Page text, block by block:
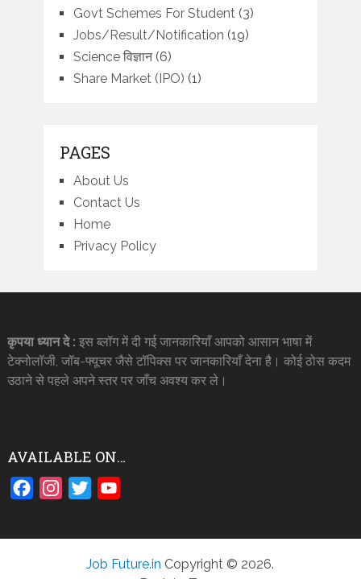
Govt Schemes For Student (3)
Jobs/Result/Notification (19)
Science विज्ञान(6)
Share Market (IPO) (1)
PAGES
About Us
Contact Us
Home
Privacy Policy
कृपया ध्यान दे : इस ब्लॉग में दी गई जानकारियाँ आपको आसान भाषा में
टेक्नोलॉजी, जॉब-फ्यूचर जैसे टॉपिक्स पर जानकारियाँ देना है। कोई ठोस कदम
उठाने से पहले अपने स्तर पर जाँच अवश्य कर ले।
AVAILABLE ON…
FacebookInstagram
Twitter
Job Future.in Copyright © 2026.